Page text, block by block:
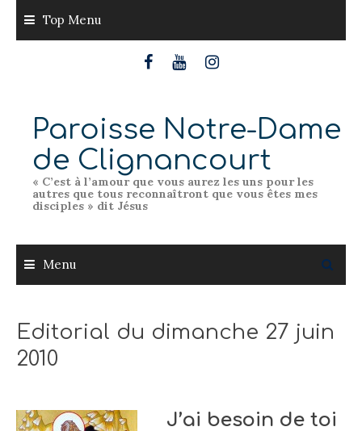
content
Top Menu
Paroisse Notre-Dame
de Clignancourt
« C’est à l’amour que vous aurez les uns pour les
autres que tous reconnaîtront que vous êtes mes
disciples » dit Jésus
Menu
Editorial du dimanche 27 juin
2010
J’ai besoin de toi